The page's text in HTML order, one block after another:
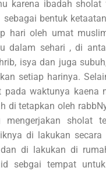
karena ibadah
bentuk
hari oleh umat
dalam sehari , di
isya dan juga
setiap harinya.
pada waktunya kaena
di tetapkan oleh
mengerjakan sholat
di lakukan
di lakukan di
sebgai tempat